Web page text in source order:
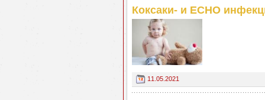
Коксаки- и ECHO
11.05.2021